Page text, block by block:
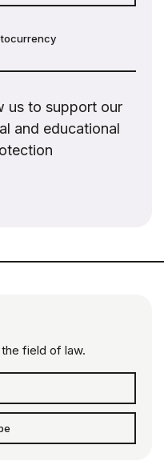
us to support our
and educational
field of law.